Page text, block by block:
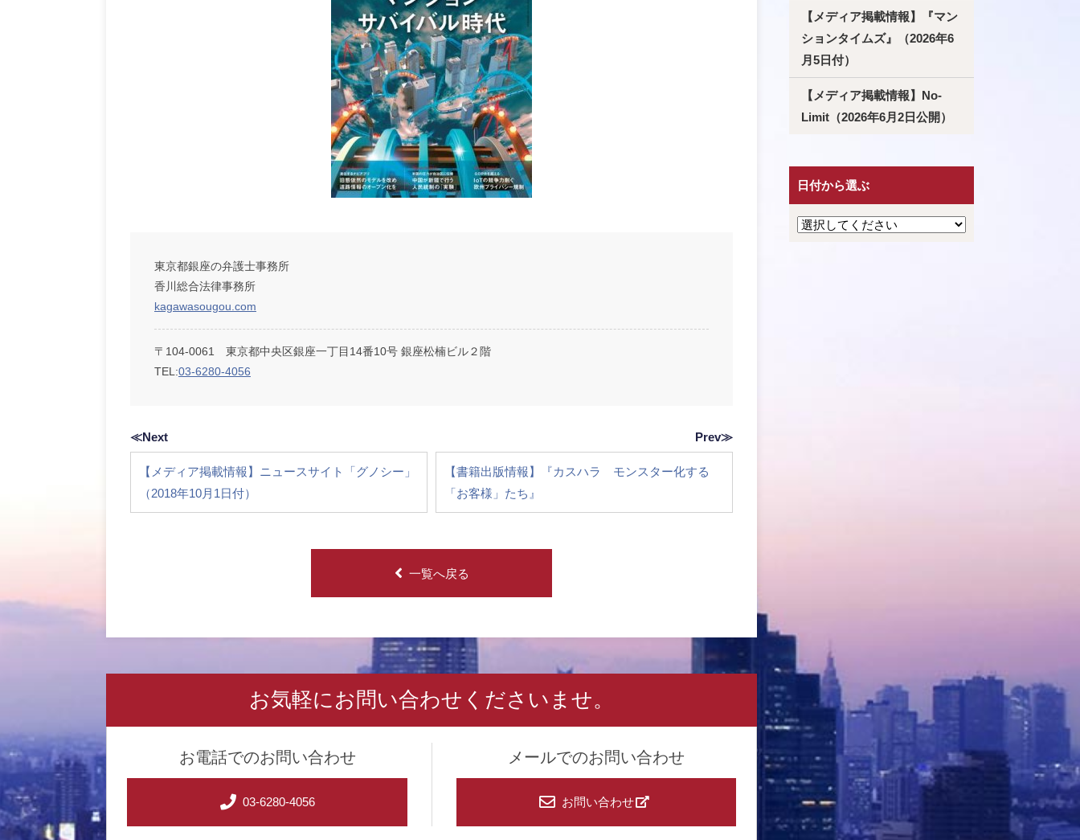
東京都銀座の弁護士事務所
香川総合法律事務所
kagawasougou.com
〒104-0061 東京都中央区銀座一丁目14番10号 銀座松楠ビル２階
TEL:03-6280-4056
≪Next
【メディア掲載情報】ニュースサイト「グノシー」
（2018年10月1日付）
Prev≫
【書籍出版情報】『カスハラ モンスター化する
「お客様」たち』
一覧へ戻る
お気軽にお問い合わせくださいませ。
お電話でのお問い合わせ
03-6280-4056
メールでのお問い合わせ
お問い合わせ
【メディア掲載情報】『マン
ションタイムズ』（2026年6
月5日付）
【メディア掲載情報】No-
Limit（2026年6月2日公開）
日付から選ぶ